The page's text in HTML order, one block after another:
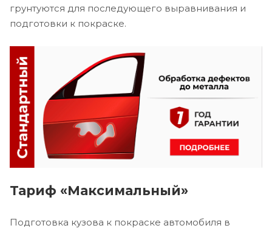
грунтуются для последующего выравнивания и
подготовки к покраске.
Тариф «Максимальный»
Подготовка кузова к покраске автомобиля в